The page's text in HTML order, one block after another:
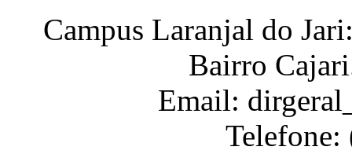
Campus Laranjal do
Bairro
Email: